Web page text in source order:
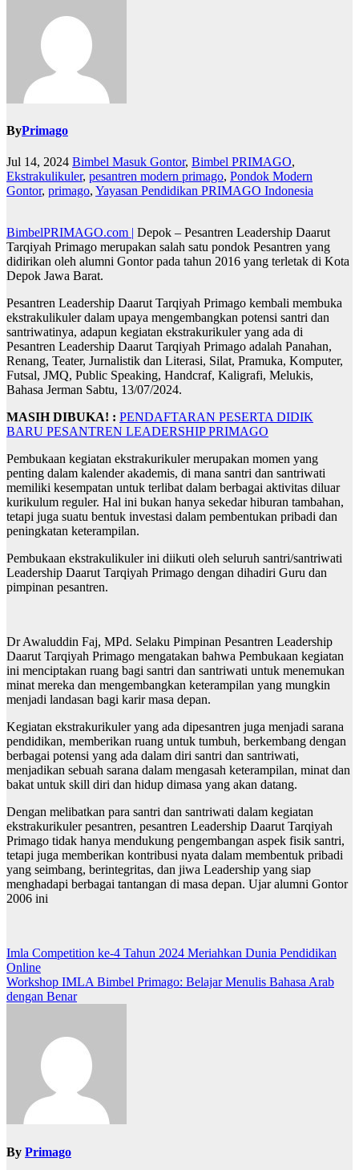
ByPrimago
Jul 14, 2024 Bimbel Masuk Gontor, Bimbel PRIMAGO,
Ekstrakulikuler, pesantren modern primago, Pondok Modern
Gontor, primago, Yayasan Pendidikan PRIMAGO Indonesia
BimbelPRIMAGO.com | Depok – Pesantren Leadership Daarut
Tarqiyah Primago merupakan salah satu pondok Pesantren yang
didirikan oleh alumni Gontor pada tahun 2016 yang terletak di Kota
Depok Jawa Barat.
Pesantren Leadership Daarut Tarqiyah Primago kembali membuka
ekstrakulikuler dalam upaya mengembangkan potensi santri dan
santriwatinya, adapun kegiatan ekstrakurikuler yang ada di
Pesantren Leadership Daarut Tarqiyah Primago adalah Panahan,
Renang, Teater, Jurnalistik dan Literasi, Silat, Pramuka, Komputer,
Futsal, JMQ, Public Speaking, Handcraf, Kaligrafi, Melukis,
Bahasa Jerman Sabtu, 13/07/2024.
MASIH DIBUKA! : PENDAFTARAN PESERTA DIDIK
BARU PESANTREN LEADERSHIP PRIMAGO
Pembukaan kegiatan ekstrakurikuler merupakan momen yang
penting dalam kalender akademis, di mana santri dan santriwati
memiliki kesempatan untuk terlibat dalam berbagai aktivitas diluar
kurikulum reguler. Hal ini bukan hanya sekedar hiburan tambahan,
tetapi juga suatu bentuk investasi dalam pembentukan pribadi dan
peningkatan keterampilan.
Pembukaan ekstrakulikuler ini diikuti oleh seluruh santri/santriwati
Leadership Daarut Tarqiyah Primago dengan dihadiri Guru dan
pimpinan pesantren.
Dr Awaluddin Faj, MPd. Selaku Pimpinan Pesantren Leadership
Daarut Tarqiyah Primago mengatakan bahwa Pembukaan kegiatan
ini menciptakan ruang bagi santri dan santriwati untuk menemukan
minat mereka dan mengembangkan keterampilan yang mungkin
menjadi landasan bagi karir masa depan.
Kegiatan ekstrakurikuler yang ada dipesantren juga menjadi sarana
pendidikan, memberikan ruang untuk tumbuh, berkembang dengan
berbagai potensi yang ada dalam diri santri dan santriwati,
menjadikan sebuah sarana dalam mengasah keterampilan, minat dan
bakat untuk skill diri dan hidup dimasa yang akan datang.
Dengan melibatkan para santri dan santriwati dalam kegiatan
ekstrakurikuler pesantren, pesantren Leadership Daarut Tarqiyah
Primago tidak hanya mendukung pengembangan aspek fisik santri,
tetapi juga memberikan kontribusi nyata dalam membentuk pribadi
yang seimbang, berintegritas, dan jiwa Leadership yang siap
menghadapi berbagai tantangan di masa depan. Ujar alumni Gontor
2006 ini
Post
navigation
Imla Competition ke-4 Tahun 2024 Meriahkan Dunia Pendidikan
Online
Workshop IMLA Bimbel Primago: Belajar Menulis Bahasa Arab
dengan Benar
By Primago